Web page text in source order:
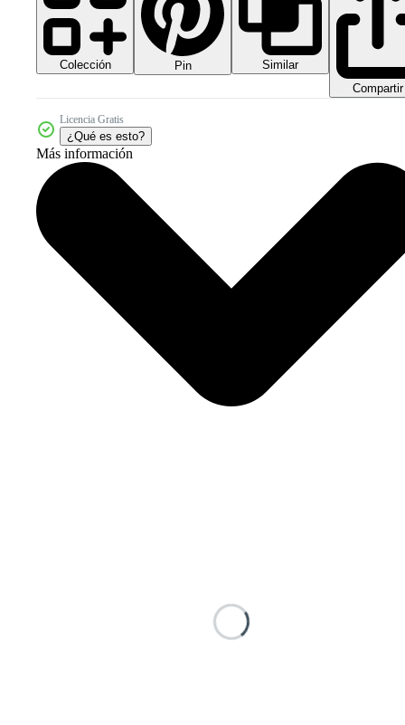
Colección Pin
Similar
Compartir
Licencia Gratis
¿Qué es esto?
Más información